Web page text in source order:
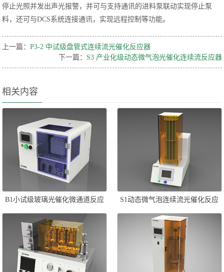
停止光照并发出声光报警，并可与支持通讯的进料泵联动实现停止泵
料，还可与DCS系统连接通讯，实现远程控制等功能。
上一篇：P3-2 中试级盘管式连续流光催化反应器
下一篇： S3 产业化级动态微气泡光催化连续流反应器
相关内容
B1小试级玻璃光催化微通道反应
器
S1动态微气泡连续流光催化反应
器